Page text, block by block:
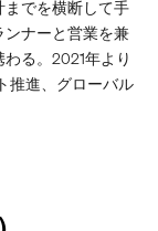
までを横断して手
ンナーと営業を兼
る。2021年より
推進、グローバル